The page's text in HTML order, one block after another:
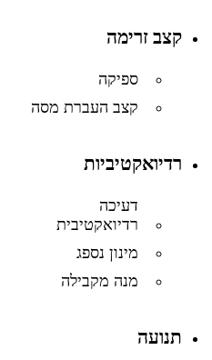
קצב זרימה
ספיקה
קצב העברת מסה
רדיואקטיביות
דעיכה
רדיואקטיבית
מינון נספג
מנה מקבילה
תנועה